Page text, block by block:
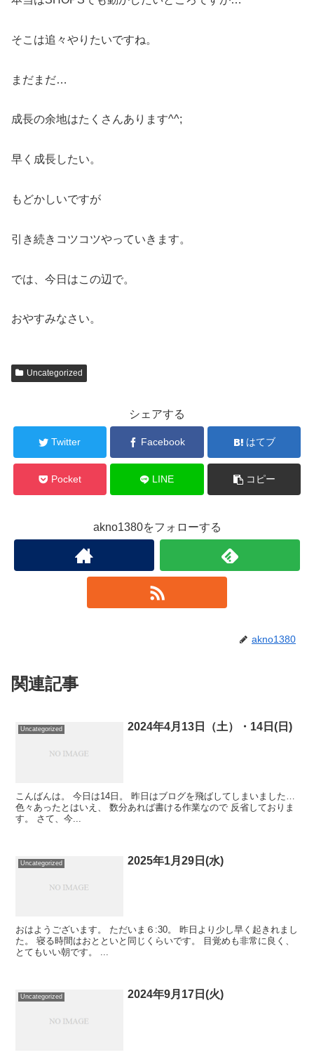
そこは追々やりたいですね。
まだまだ…
成長の余地はたくさんあります^^;
早く成長したい。
もどかしいですが
引き続きコツコツやっていきます。
では、今日はこの辺で。
おやすみなさい。
Uncategorized
シェアする
Twitter Facebook はてブ
Pocket LINE コピー
akno1380をフォローする
akno1380
関連記事
Uncategorized 2024年4月13日（土）・14日(日)
こんばんは。 今日は14日。 昨日はブログを飛ばしてしまいました…
色々あったとはいえ、 数分あれば書ける作業なので 反省しておりま
す。 さて、今...
Uncategorized 2025年1月29日(水)
おはようございます。 ただいま６:30。 昨日より少し早く起きれまし
た。 寝る時間はおとといと同じくらいです。 目覚めも非常に良く、
とてもいい朝です。 ...
Uncategorized 2024年9月17日(火)